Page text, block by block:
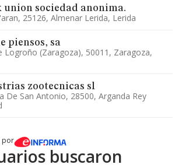
union sociedad anonima.
25126, Almenar Lerida, Lerida
piensos, sa
Logroño (zaragoza), 50011, Zaragoza,
zootecnicas sl
De San Antonio, 28500, Arganda Rey
por
buscaron